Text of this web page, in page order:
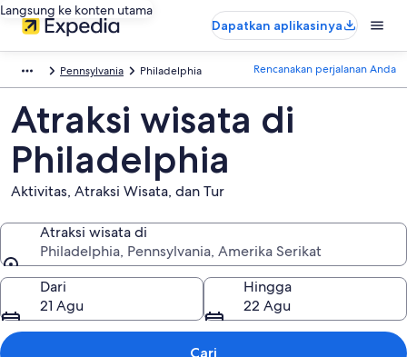
Langsung ke konten utama
Dapatkan aplikasinya
Pennsylvania Philadelphia Rencanakan perjalanan Anda
Atraksi wisata di
Philadelphia
Aktivitas, Atraksi Wisata, dan Tur
Atraksi wisata di
Philadelphia, Pennsylvania, Amerika Serikat
Atraksi wisata di
Dari
21 Agu
Hingga
22 Agu
Cari